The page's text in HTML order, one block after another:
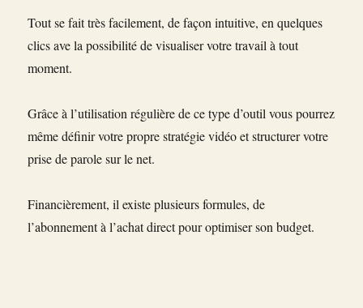
Tout se fait très facilement, de façon intuitive, en quelques
clics ave la possibilité de visualiser votre travail à tout
moment.
Grâce à l’utilisation régulière de ce type d’outil vous pourrez
même définir votre propre stratégie vidéo et structurer votre
prise de parole sur le net.
Financièrement, il existe plusieurs formules, de
l’abonnement à l’achat direct pour optimiser son budget.